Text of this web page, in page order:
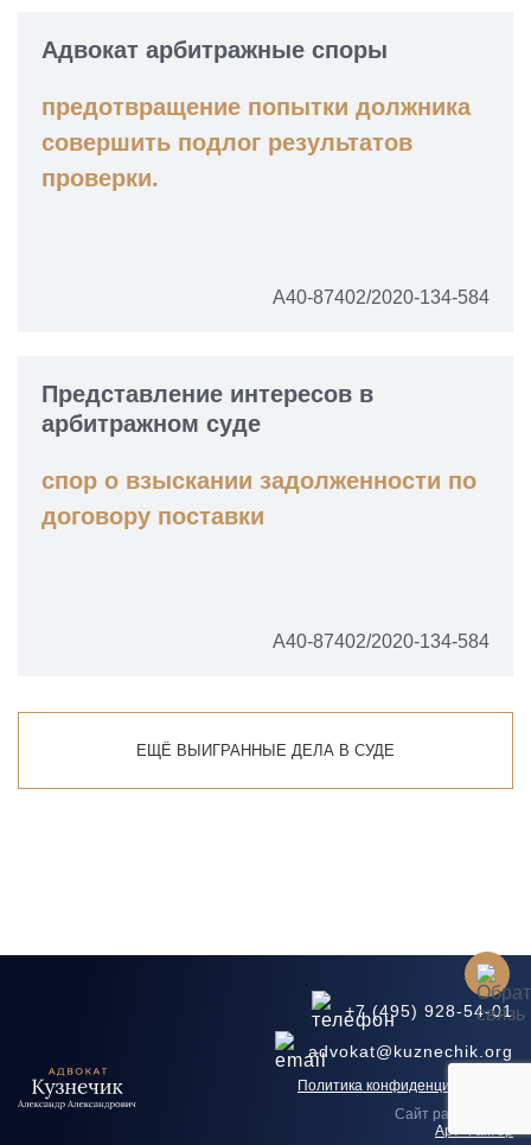
Адвокат арбитражные споры
предотвращение попытки должника
совершить подлог результатов
проверки.
А40-87402/2020-134-584
Представление интересов в
арбитражном суде
спор о взыскании задолженности по
договору поставки
А40-87402/2020-134-584
ЕЩЁ ВЫИГРАННЫЕ ДЕЛА В СУДЕ
+7 (495) 928-54-01
advokat@kuznechik.org
Политика конфиденциальности
Сайт разработан
Арт-Фактор